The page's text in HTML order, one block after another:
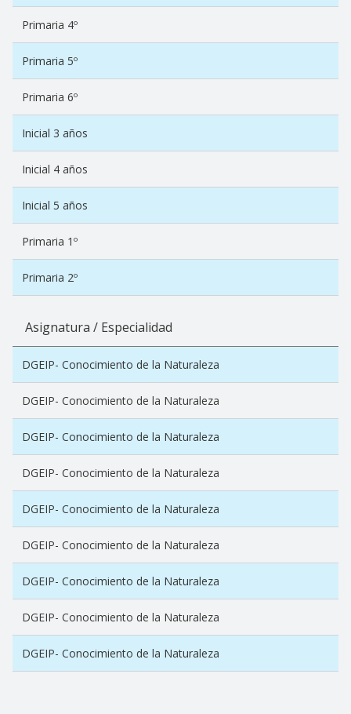
Primaria 4º
Primaria 5º
Primaria 6º
Inicial 3 años
Inicial 4 años
Inicial 5 años
Primaria 1º
Primaria 2º
Asignatura / Especialidad
DGEIP- Conocimiento de la Naturaleza
DGEIP- Conocimiento de la Naturaleza
DGEIP- Conocimiento de la Naturaleza
DGEIP- Conocimiento de la Naturaleza
DGEIP- Conocimiento de la Naturaleza
DGEIP- Conocimiento de la Naturaleza
DGEIP- Conocimiento de la Naturaleza
DGEIP- Conocimiento de la Naturaleza
DGEIP- Conocimiento de la Naturaleza